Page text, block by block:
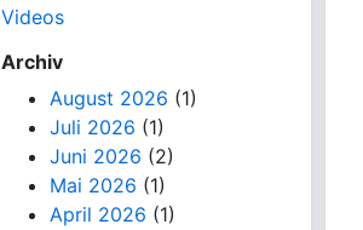
Videos
Archiv
August 2026 (1)
Juli 2026 (1)
Juni 2026 (2)
Mai 2026 (1)
April 2026 (1)